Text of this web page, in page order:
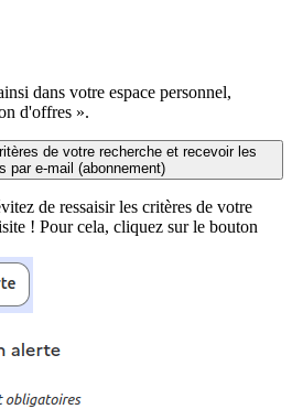
dans votre espace personnel,
d'offres ».
de votre recherche et recevoir les
par e-mail (abonnement)
de ressaisir les critères de votre
! Pour cela, cliquez sur le bouton